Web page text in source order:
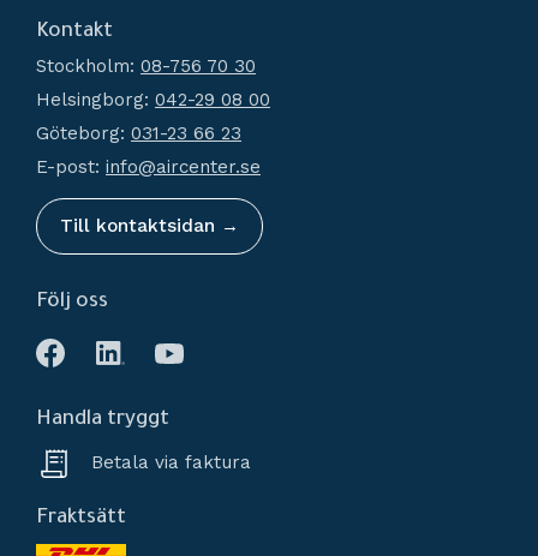
Generatorer
Kondensathantering
Tryckluftstankar
Tillbehör
Hur handlar jag?
Köpvillkor
Policy och cookies
Reklamation och retur
Mina sidor
Nyheter
Kontakt
Stockholm: 08-756 70 30
Helsingborg: 042-29 08 00
Göteborg: 031-23 66 23
E-post: info@aircenter.se
Till kontaktsidan →
Följ oss
Handla tryggt
Betala via faktura
Fraktsätt